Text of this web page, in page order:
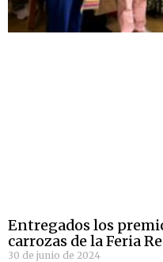
Entregados los
carrozas de la Feria
30 de junio de 2024